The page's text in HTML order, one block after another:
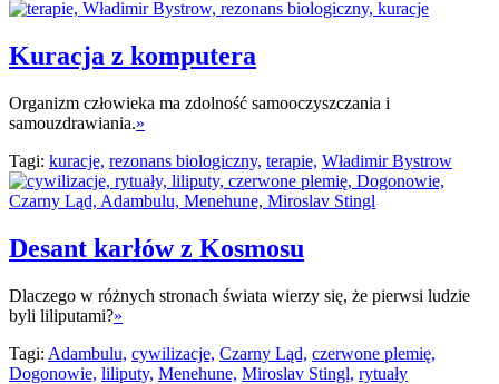
Kuracja z komputera
Organizm człowieka ma zdolność samooczyszczania i
samouzdrawiania.»
Tagi: kuracje, rezonans biologiczny, terapie, Władimir Bystrow
Desant karłów z Kosmosu
Dlaczego w różnych stronach świata wierzy się, że pierwsi ludzie
byli liliputami?»
Tagi: Adambulu, cywilizacje, Czarny Ląd, czerwone plemię,
Dogonowie, liliputy, Menehune, Miroslav Stingl, rytuały